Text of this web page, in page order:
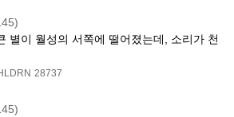
별이 월성의 서쪽에 떨어졌는데, 소리가 천
28737